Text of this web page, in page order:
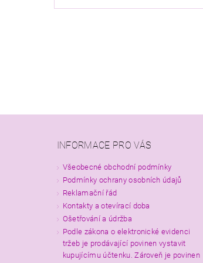
INFORMACE PRO VÁS
Všeobecné obchodní podmínky
Podmínky ochrany osobních údajů
Reklamační řád
Kontakty a otevírací doba
Ošetřování a údržba
Podle zákona o elektronické evidenci
tržeb je prodávající povinen vystavit
kupujícímu účtenku. Zároveň je povinen